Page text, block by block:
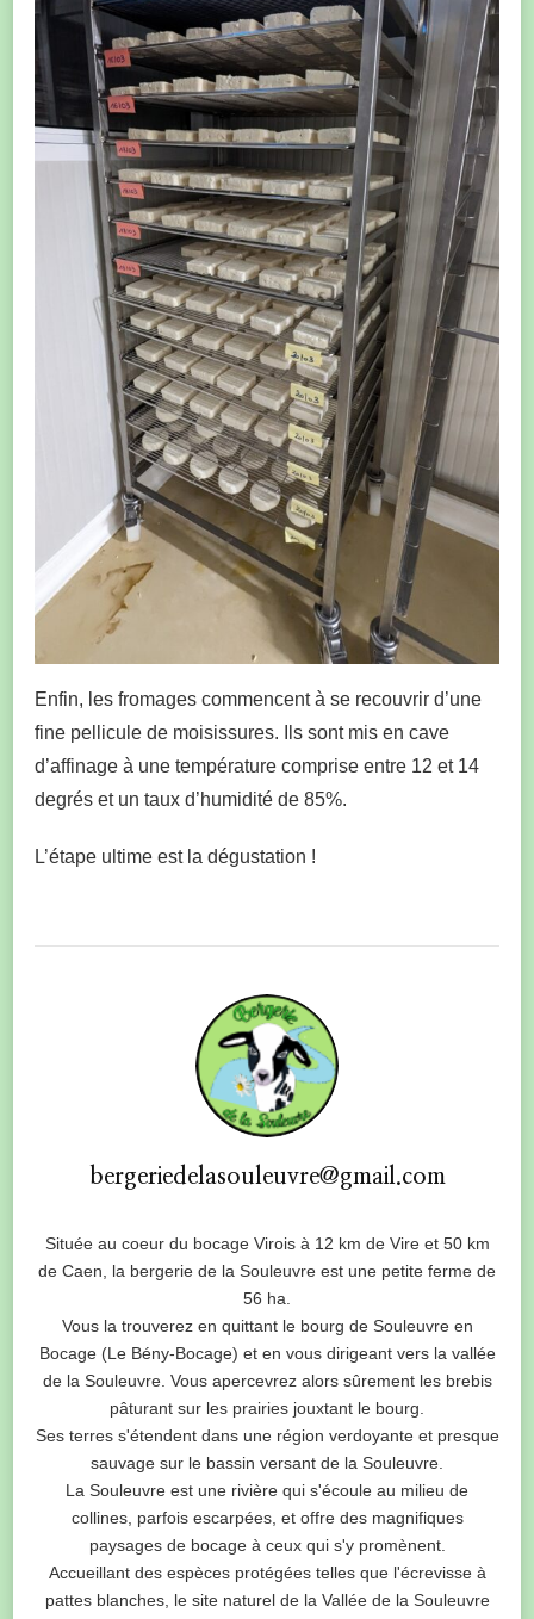
Enfin, les fromages commencent à se recouvrir d’une
fine pellicule de moisissures. Ils sont mis en cave
d’affinage à une température comprise entre 12 et 14
degrés et un taux d’humidité de 85%.
L’étape ultime est la dégustation !
bergeriedelasouleuvre@gmail.com
Située au coeur du bocage Virois à 12 km de Vire et 50 km
de Caen, la bergerie de la Souleuvre est une petite ferme de
56 ha.
Vous la trouverez en quittant le bourg de Souleuvre en
Bocage (Le Bény-Bocage) et en vous dirigeant vers la vallée
de la Souleuvre. Vous apercevrez alors sûrement les brebis
pâturant sur les prairies jouxtant le bourg.
Ses terres s'étendent dans une région verdoyante et presque
sauvage sur le bassin versant de la Souleuvre.
La Souleuvre est une rivière qui s'écoule au milieu de
collines, parfois escarpées, et offre des magnifiques
paysages de bocage à ceux qui s'y promènent.
Accueillant des espèces protégées telles que l'écrevisse à
pattes blanches, le site naturel de la Vallée de la Souleuvre